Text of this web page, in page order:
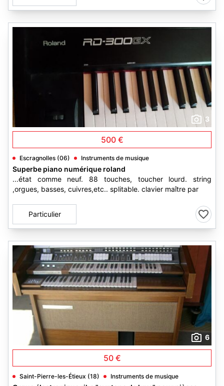
3
500 €
Escragnolles (06) Instruments de musique
Superbe piano numérique roland
...état comme neuf. 88 touches, toucher lourd. string
,orgues, basses, cuivres,etc.. splitable. clavier maître par
Particulier
6
50 €
Saint-Pierre-les-Étieux (18) Instruments de musique